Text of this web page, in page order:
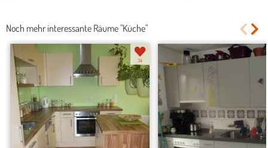
Noch mehr interessante Räume "Küche"
34